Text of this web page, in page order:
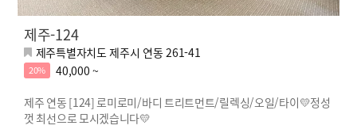
제주-124
제주특별자치도 제주시 연동 261-41
20%
40,000 ~
제주 연동 [124] 로미로미/바디 트리트먼트/릴렉싱/오일/타이💛정성
껏 최선으로 모시겠습니다💛